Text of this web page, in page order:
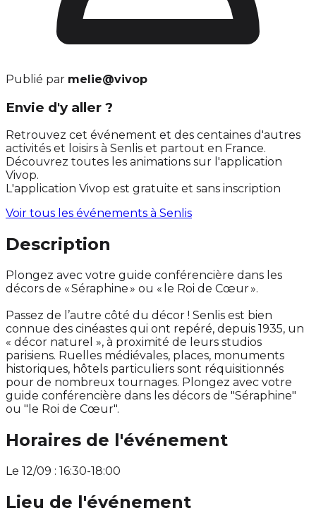
Publié par melie@vivop
Envie d'y aller ?
Retrouvez cet événement et des centaines d'autres
activités et loisirs à Senlis et partout en France.
Découvrez toutes les animations sur l'application
Vivop.
L'application Vivop est gratuite et sans inscription
Voir tous les événements à Senlis
Description
Plongez avec votre guide conférencière dans les
décors de « Séraphine » ou « le Roi de Cœur ».
Passez de l’autre côté du décor ! Senlis est bien
connue des cinéastes qui ont repéré, depuis 1935, un
« décor naturel », à proximité de leurs studios
parisiens. Ruelles médiévales, places, monuments
historiques, hôtels particuliers sont réquisitionnés
pour de nombreux tournages. Plongez avec votre
guide conférencière dans les décors de "Séraphine"
ou "le Roi de Cœur".
Horaires de l'événement
Le 12/09 : 16:30-18:00
Lieu de l'événement